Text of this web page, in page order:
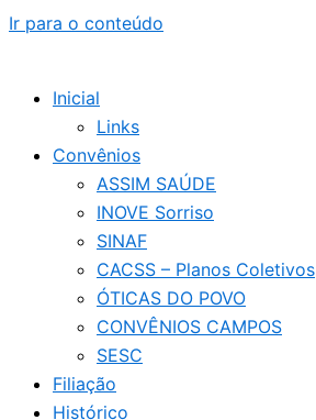
Ir para o conteúdo
Inicial
Links
Convênios
ASSIM SAÚDE
INOVE Sorriso
SINAF
CACSS – Planos Coletivos
ÓTICAS DO POVO
CONVÊNIOS CAMPOS
SESC
Filiação
Histórico